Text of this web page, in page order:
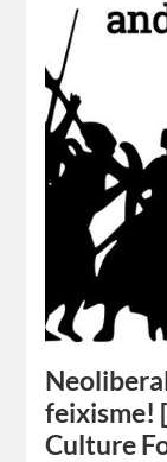
feixisme!
Culture